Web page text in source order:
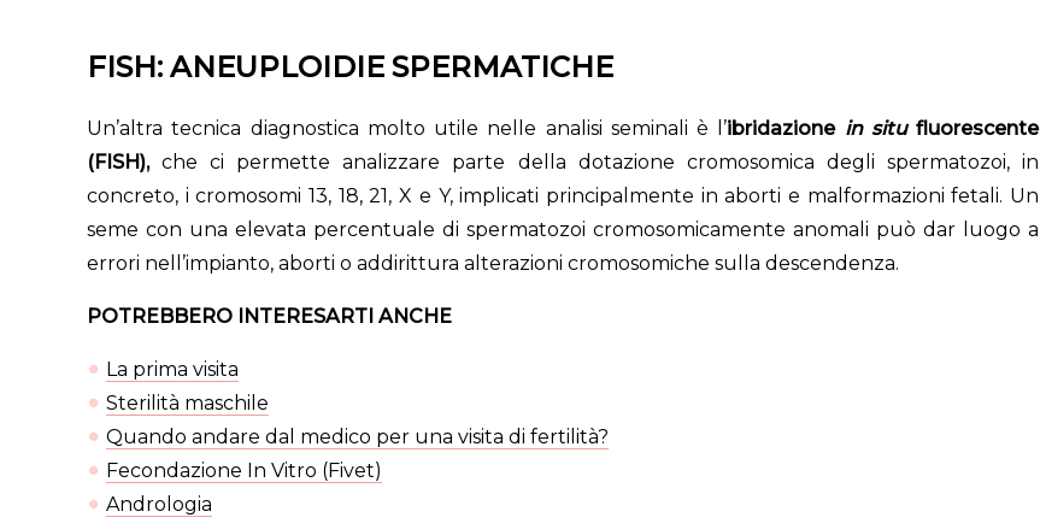
FISH: ANEUPLOIDIE SPERMATICHE
Un’altra tecnica diagnostica molto utile nelle analisi seminali è l’ibridazione in situfluorescente
(FISH),che ci permette analizzare parte della dotazione cromosomica degli spermatozoi, in
concreto, i cromosomi 13, 18, 21, X e Y, implicati principalmente in aborti e malformazioni fetali. Un
seme con una elevata percentuale di spermatozoi cromosomicamente anomali può dar luogo a
errori nell’impianto, aborti o addirittura alterazioni cromosomiche sulla descendenza.
POTREBBERO INTERESARTI ANCHE
La prima visita
Sterilità maschile
Quando andare dal medico per una visita di fertilità?
Fecondazione In Vitro (Fivet)
Andrologia